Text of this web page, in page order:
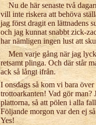
Nu de här senaste två
vill inte riskera att behöva
jag först dragit en lättnadens
och jag kunnat snabbt zick-
har nämligen ingen lust att
Men varje gång när jag
retsamt plinga. Och där står
ack så långt ifrån.
I onsdags så kom vi bara
trottoarkanten! Vad gör man?
plattorna, så att pölen i alla
Följande morgon var den ej
Yes!